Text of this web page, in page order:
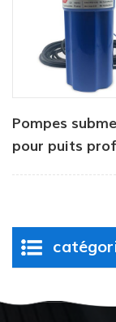
Pompes
pour puits